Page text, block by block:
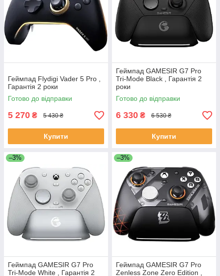
Геймпад Flydigi Vader 5 Pro ,
Гарантія 2 роки
Готово до відправки
5 270 ₴ 5 430 ₴
Купити
Геймпад GAMESIR G7 Pro
Tri-Mode Black , Гарантія 2
роки
Готово до відправки
6 330 ₴ 6 530 ₴
Купити
–3%
Геймпад GAMESIR G7 Pro
Tri-Mode White , Гарантія 2
–3%
Геймпад GAMESIR G7 Pro
Zenless Zone Zero Edition ,